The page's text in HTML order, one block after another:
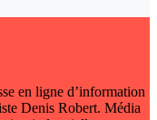
en ligne d’information
Denis Robert. Média